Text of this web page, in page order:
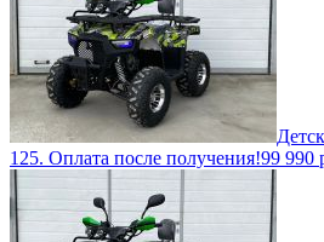
125. Оплата после получения!99 990